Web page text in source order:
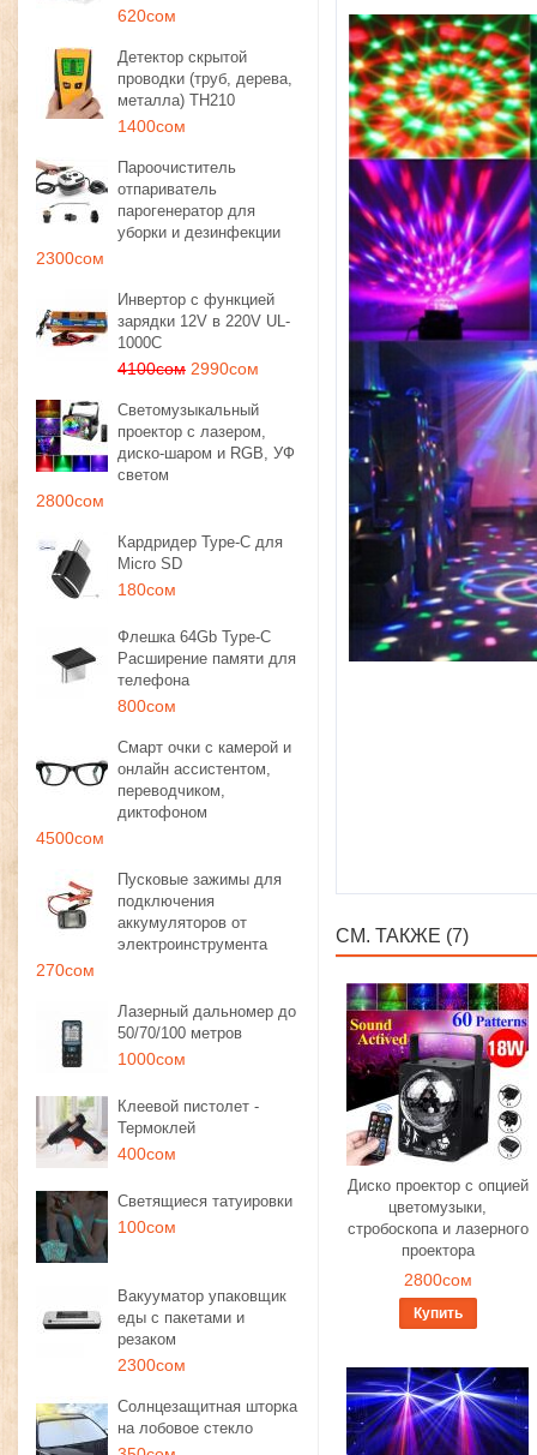
620сом
Детектор скрытой
проводки (труб, дерева,
металла) TH210
1400сом
Пароочиститель
отпариватель
парогенератор для
уборки и дезинфекции
2300сом
Инвертор с функцией
зарядки 12V в 220V UL-
1000C
4100сом 2990сом
Светомузыкальный
проектор с лазером,
диско-шаром и RGB, УФ
светом
2800сом
Кардридер Type-C для
Micro SD
180сом
Флешка 64Gb Type-C
Расширение памяти для
телефона
800сом
Смарт очки с камерой и
онлайн ассистентом,
переводчиком,
диктофоном
4500сом
Пусковые зажимы для
подключения
аккумуляторов от
электроинструмента
270сом
Лазерный дальномер до
50/70/100 метров
1000сом
Клеевой пистолет -
Термоклей
400сом
Светящиеся татуировки
100сом
Вакууматор упаковщик
еды с пакетами и
резаком
2300сом
Солнцезащитная шторка
на лобовое стекло
СМ. ТАКЖЕ (7)
Диско проектор с опцией
цветомузыки,
стробоскопа и лазерного
проектора
2800сом
Купить